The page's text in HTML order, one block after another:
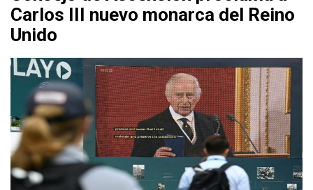
Carlos III nuevo monarca del Reino
Unido